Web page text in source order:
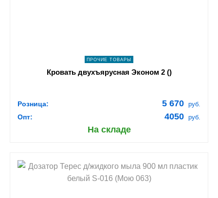
ПРОЧИЕ ТОВАРЫ
Кровать двухъярусная Эконом 2 ()
Розница: 5 670 руб.
Опт: 4050 руб.
На складе
shopping_cart В КОРЗИНУ